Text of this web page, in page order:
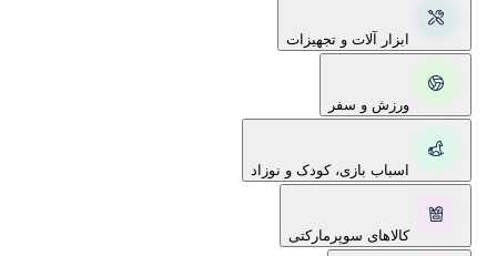
ابزار آلات و تجهیزات
ورزش و سفر
اسباب بازی، کودک و نوزاد
کالاهای سوپرمارکتی